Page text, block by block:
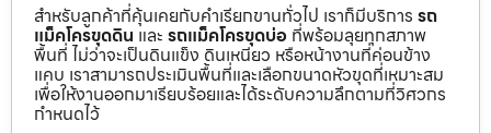
สำหรับลูกค้าที่คุ้นเคยกับคำเรียกขานทั่วไป เราก็มีบริการ รถ
แม็คโครขุดดิน และ รถแม็คโครขุดบ่อ ที่พร้อมลุยทุกสภาพ
พื้นที่ ไม่ว่าจะเป็นดินแข็ง ดินเหนียว หรือหน้างานที่ค่อนข้าง
แคบ เราสามารถประเมินพื้นที่และเลือกขนาดหัวขุดที่เหมาะสม
เพื่อให้งานออกมาเรียบร้อยและได้ระดับความลึกตามที่วิศวกร
กำหนดไว้